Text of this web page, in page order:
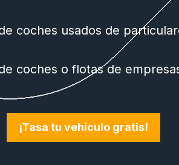
coches usados de
coches o flotas de
¡Tasa tu vehículo gratis!